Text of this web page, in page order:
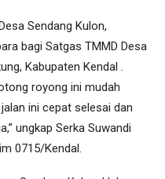
Sendang Kulon,
bagi Satgas TMMD Desa
Kabupaten Kendal .
royong ini mudah
ini cepat selesai dan
ungkap Serka Suwandi
0715/Kendal.